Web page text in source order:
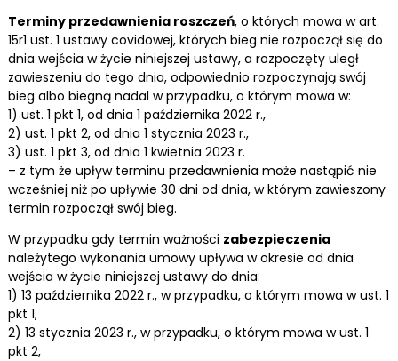
Terminy przedawnienia roszczeń, o których mowa w art.
15r1 ust. 1 ustawy covidowej, których bieg nie rozpoczął się do
dnia wejścia w życie niniejszej ustawy, a rozpoczęty uległ
zawieszeniu do tego dnia, odpowiednio rozpoczynają swój
bieg albo biegną nadal w przypadku, o którym mowa w:
1) ust. 1 pkt 1, od dnia 1 października 2022 r.,
2) ust. 1 pkt 2, od dnia 1 stycznia 2023 r.,
3) ust. 1 pkt 3, od dnia 1 kwietnia 2023 r.
– z tym że upływ terminu przedawnienia może nastąpić nie
wcześniej niż po upływie 30 dni od dnia, w którym zawieszony
termin rozpoczął swój bieg.
W przypadku gdy termin ważności zabezpieczenia
należytego wykonania umowy upływa w okresie od dnia
wejścia w życie niniejszej ustawy do dnia:
1) 13 października 2022 r., w przypadku, o którym mowa w ust. 1
pkt 1,
2) 13 stycznia 2023 r., w przypadku, o którym mowa w ust. 1
pkt 2,